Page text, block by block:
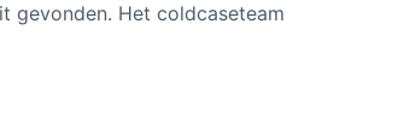
gevonden. Het coldcaseteam